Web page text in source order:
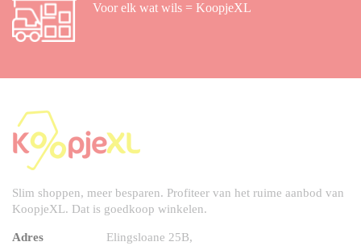
Voor elk wat wils = KoopjeXL
Slim shoppen, meer besparen. Profiteer van het ruime aanbod van
KoopjeXL. Dat is goedkoop winkelen.
Adres
Elingsloane 25B,